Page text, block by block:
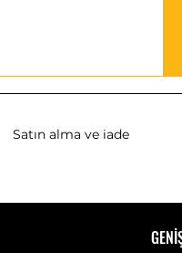
Satın alma ve iade